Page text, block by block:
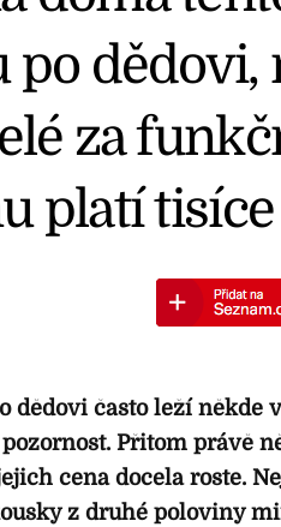
po dědovi,
za
platí tisíce
dědovi často leží
Přitom právě
cena docela roste.
z druhé poloviny